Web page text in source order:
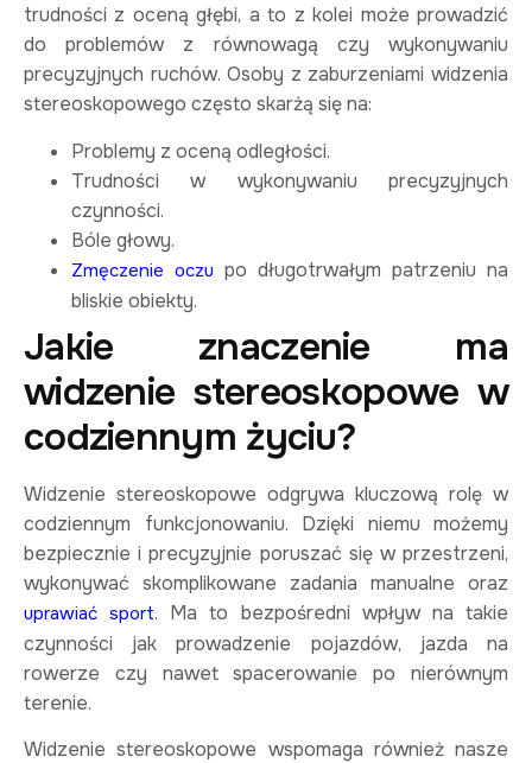
trudności z oceną głębi, a to z kolei może prowadzić
do problemów z równowagą czy wykonywaniu
precyzyjnych ruchów. Osoby z zaburzeniami widzenia
stereoskopowego często skarżą się na:
Problemy z oceną odległości.
Trudności w wykonywaniu precyzyjnych
czynności.
Bóle głowy.
Zmęczenie oczu po długotrwałym patrzeniu na
bliskie obiekty.
Jakie znaczenie ma
widzenie stereoskopowe w
codziennym życiu?
Widzenie stereoskopowe odgrywa kluczową rolę w
codziennym funkcjonowaniu. Dzięki niemu możemy
bezpiecznie i precyzyjnie poruszać się w przestrzeni,
wykonywać skomplikowane zadania manualne oraz
uprawiać sport. Ma to bezpośredni wpływ na takie
czynności jak prowadzenie pojazdów, jazda na
rowerze czy nawet spacerowanie po nierównym
terenie.
Widzenie stereoskopowe wspomaga również nasze